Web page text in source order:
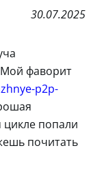
30.07.2025
фаворит
p2p-
цикле попали
почитать